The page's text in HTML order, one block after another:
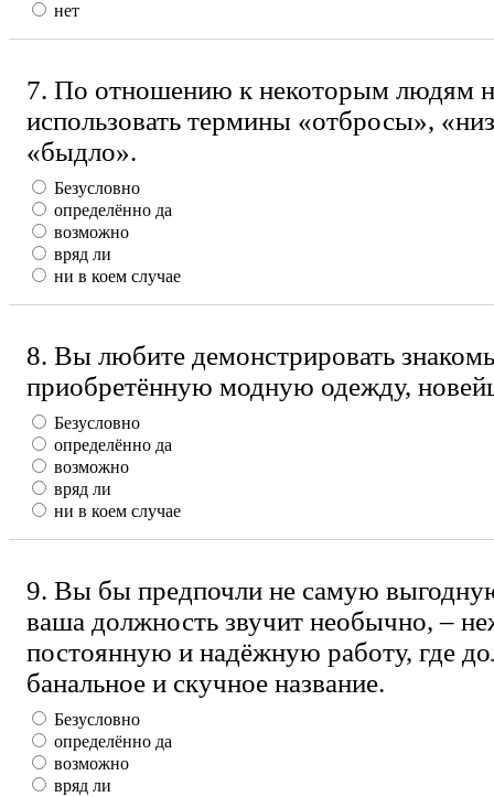
нет
7. По отношению к некоторым людям
использовать термины «отбросы»,
«быдло».
Безусловно
определённо да
возможно
вряд ли
ни в коем случае
8. Вы любите демонстрировать
приобретённую модную одежду,
Безусловно
определённо да
возможно
вряд ли
ни в коем случае
9. Вы бы предпочли не самую
ваша должность звучит необычно, –
постоянную и надёжную работу, где
банальное и скучное название.
Безусловно
определённо да
возможно
вряд ли